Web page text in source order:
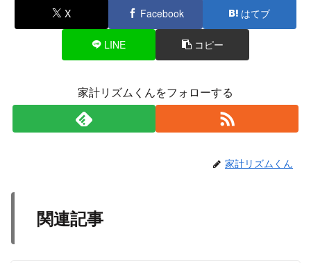
X Facebook はてブ
LINE コピー
家計リズムくんをフォローする
家計リズムくん
関連記事